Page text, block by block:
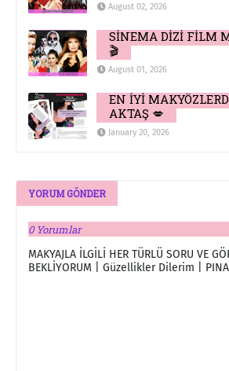
August 02, 2026
SİNEMA DİZİ FİLM
🎬
August 01, 2026
EN İYİ
AKTAŞ 💋
January 20, 2026
YORUM GÖNDER
0 Yorumlar
MAKYAJLA İLGİLİ HER TÜRLÜ SORU VE
BEKLİYORUM | Güzellikler Dilerim |